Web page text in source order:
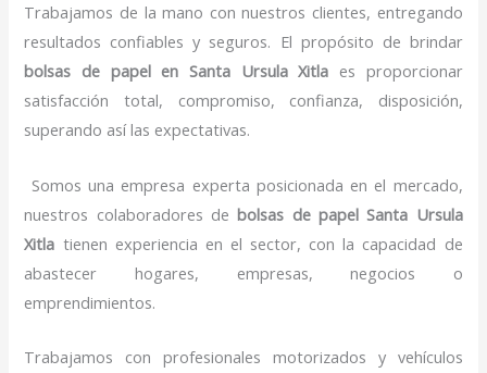
Trabajamos de la mano con nuestros clientes, entregando
resultados confiables y seguros. El propósito de brindar
bolsas de papel en Santa Ursula Xitla es proporcionar
satisfacción total, compromiso, confianza, disposición,
superando así las expectativas.
Somos una empresa experta posicionada en el mercado,
nuestros colaboradores debolsas de papelSanta Ursula
Xitla tienen experiencia en el sector, con la capacidad de
abastecer hogares, empresas, negocios o
emprendimientos.
Trabajamos con profesionales motorizados y vehículos